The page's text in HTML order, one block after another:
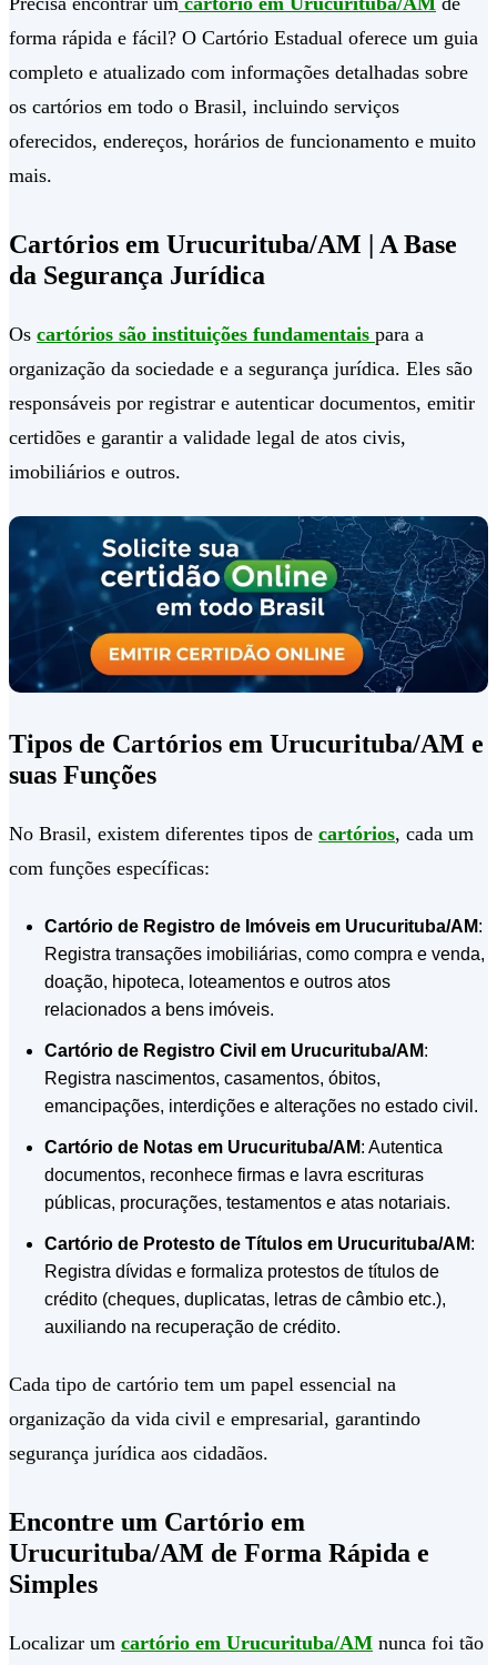
forma rápida e fácil? O Cartório Estadual oferece um guia
completo e atualizado com informações detalhadas sobre
os cartórios em todo o Brasil, incluindo serviços
oferecidos, endereços, horários de funcionamento e muito
mais.
Cartórios em Urucurituba/AM | A Base
da Segurança Jurídica
Os cartórios são instituições fundamentais para a
organização da sociedade e a segurança jurídica. Eles são
responsáveis por registrar e autenticar documentos, emitir
certidões e garantir a validade legal de atos civis,
imobiliários e outros.
Tipos de Cartórios em Urucurituba/AM e
suas Funções
No Brasil, existem diferentes tipos de cartórios, cada um
com funções específicas:
Cartório de Registro de Imóveis em Urucurituba/AM:
Registra transações imobiliárias, como compra e venda,
doação, hipoteca, loteamentos e outros atos
relacionados a bens imóveis.
Cartório de Registro Civil em Urucurituba/AM:
Registra nascimentos, casamentos, óbitos,
emancipações, interdições e alterações no estado civil.
Cartório de Notas em Urucurituba/AM: Autentica
documentos, reconhece firmas e lavra escrituras
públicas, procurações, testamentos e atas notariais.
Cartório de Protesto de Títulos em Urucurituba/AM:
Registra dívidas e formaliza protestos de títulos de
crédito (cheques, duplicatas, letras de câmbio etc.),
auxiliando na recuperação de crédito.
Cada tipo de cartório tem um papel essencial na
organização da vida civil e empresarial, garantindo
segurança jurídica aos cidadãos.
Encontre um Cartório em
Urucurituba/AM de Forma Rápida e
Simples
Localizar um cartório em Urucurituba/AM nunca foi tão